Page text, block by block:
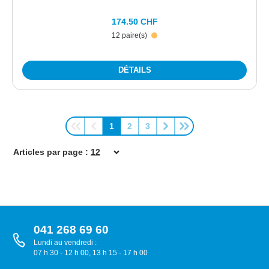
12 paire(s)
174.50 CHF
DÉTAILS
Page
1
Page
2
Page
3
Articles par page :
041 268 69 60
Lundi au vendredi :
07 h 30 - 12 h 00, 13 h 15 - 17 h 00